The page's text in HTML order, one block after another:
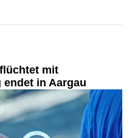
mit
in Aargau